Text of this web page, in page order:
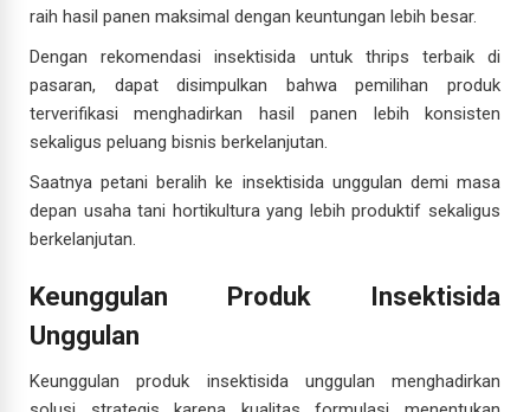
raih hasil panen maksimal dengan keuntungan lebih besar.
Dengan rekomendasi insektisida untuk thrips terbaik di
pasaran, dapat disimpulkan bahwa pemilihan produk
terverifikasi menghadirkan hasil panen lebih konsisten
sekaligus peluang bisnis berkelanjutan.
Saatnya petani beralih ke insektisida unggulan demi masa
depan usaha tani hortikultura yang lebih produktif sekaligus
berkelanjutan.
Keunggulan Produk Insektisida
Unggulan
Keunggulan produk insektisida unggulan menghadirkan